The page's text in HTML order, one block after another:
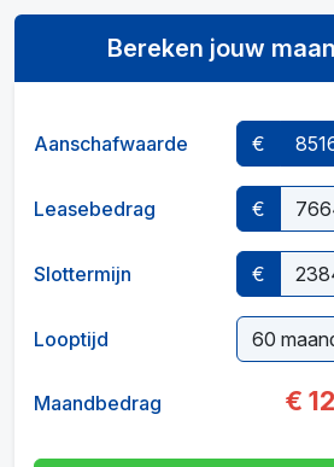
Bereken jouw
Aanschafwaarde €
Leasebedrag €
Slottermijn €
Looptijd
Maandbedrag €